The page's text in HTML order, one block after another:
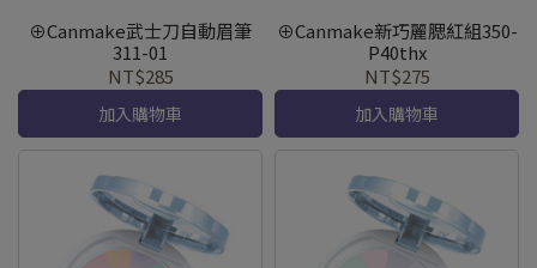
⊕Canmake武士刀自動眉筆
311-01
NT$285
加入購物車
⊕Canmake新巧麗腮紅組350-
P40thx
NT$275
加入購物車